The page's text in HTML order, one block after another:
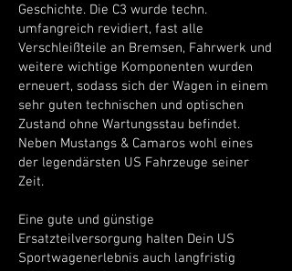
Geschichte. Die C3 wurde techn.
umfangreich revidiert, fast alle
Verschleißteile an Bremsen, Fahrwerk und
weitere wichtige Komponenten wurden
erneuert, sodass sich der Wagen in einem
sehr guten technischen und optischen
Zustand ohne Wartungsstau befindet.
Neben Mustangs & Camaros wohl eines
der legendärsten US Fahrzeuge seiner
Zeit.
Eine gute und günstige
Ersatzteilversorgung halten Dein US
Sportwagenerlebnis auch langfristig